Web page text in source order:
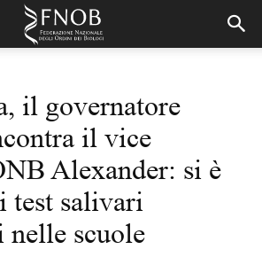
il governatore
il vice
Alexander: si è
test salivari
scuole